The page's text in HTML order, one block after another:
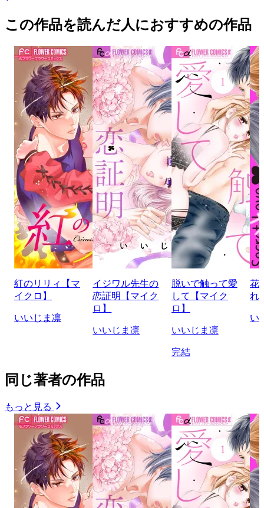
この作品を読んだ人におすすめの作品
紅のリリィ【マ
イクロ】
いいじま凛
イジワル先生の
恋証明【マイク
ロ】
いいじま凛
脱いで触って愛
して【マイク
ロ】
いいじま凛
完結
花
れ
い
同じ著者の作品
もっと見る